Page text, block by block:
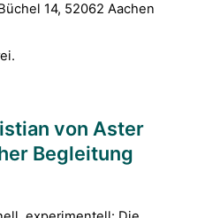
14, 52062 Aachen
von Aster
Begleitung